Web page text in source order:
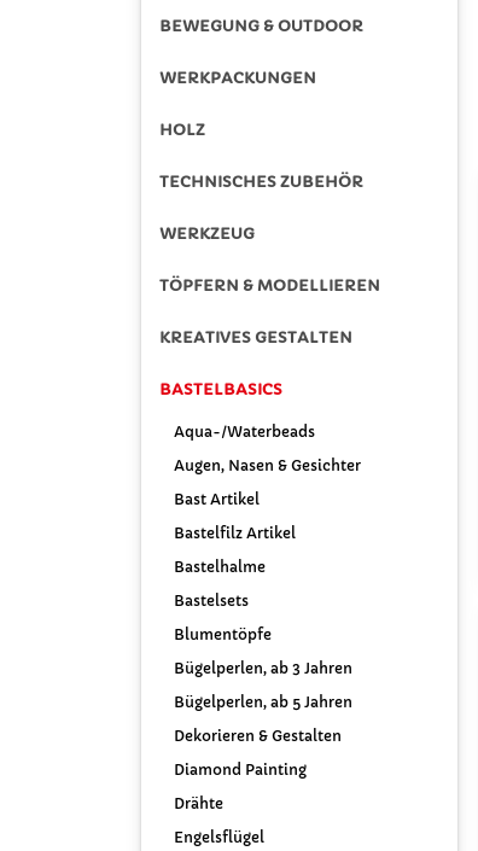
BEWEGUNG & OUTDOOR
WERKPACKUNGEN
HOLZ
TECHNISCHES ZUBEHÖR
WERKZEUG
TÖPFERN & MODELLIEREN
KREATIVES GESTALTEN
BASTELBASICS
Aqua-/Waterbeads
Augen, Nasen & Gesichter
Bast Artikel
Bastelfilz Artikel
Bastelhalme
Bastelsets
Blumentöpfe
Bügelperlen, ab 3 Jahren
Bügelperlen, ab 5 Jahren
Dekorieren & Gestalten
Diamond Painting
Drähte
Engelsflügel